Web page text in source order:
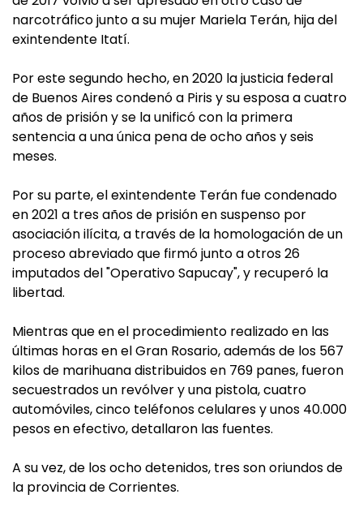
narcotráfico junto a su mujer Mariela Terán, hija del
exintendente Itatí.
Por este segundo hecho, en 2020 la justicia federal
de Buenos Aires condenó a Piris y su esposa a cuatro
años de prisión y se la unificó con la primera
sentencia a una única pena de ocho años y seis
meses.
Por su parte, el exintendente Terán fue condenado
en 2021 a tres años de prisión en suspenso por
asociación ilícita, a través de la homologación de un
proceso abreviado que firmó junto a otros 26
imputados del "Operativo Sapucay", y recuperó la
libertad.
Mientras que en el procedimiento realizado en las
últimas horas en el Gran Rosario, además de los 567
kilos de marihuana distribuidos en 769 panes, fueron
secuestrados un revólver y una pistola, cuatro
automóviles, cinco teléfonos celulares y unos 40.000
pesos en efectivo, detallaron las fuentes.
A su vez, de los ocho detenidos, tres son oriundos de
la provincia de Corrientes.